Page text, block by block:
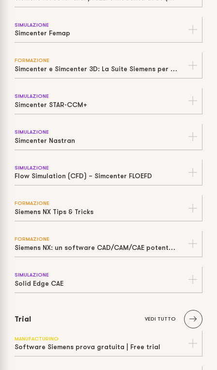
SIMULAZIONE
Simcenter Femap
FORMAZIONE
Simcenter e Simcenter 3D: La Suite Siemens per Simulazione e Test
SIMULAZIONE
Simcenter STAR-CCM+
SIMULAZIONE
Simcenter Nastran
SIMULAZIONE
Flow Simulation (CFD) – Simcenter FLOEFD
FORMAZIONE
Siemens NX Tips & Tricks
FORMAZIONE
Siemens NX: un software CAD/CAM/CAE potente e completo
SIMULAZIONE
Solid Edge CAE
Trial VEDI TUTTO
MANUFACTURING
Software Siemens prova gratuita | Free trial